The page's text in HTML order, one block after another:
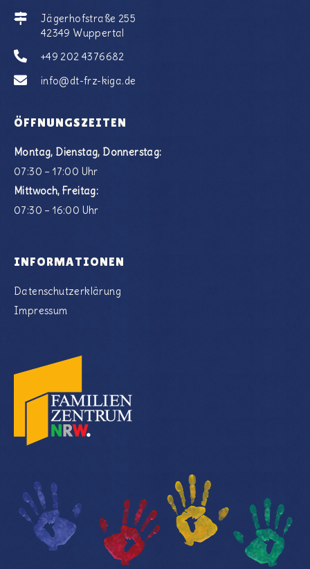
Jägerhofstraße 255
42349 Wuppertal
+49 202 4376682
info@dt-frz-kiga.de
ÖFFNUNGSZEITEN
Montag, Dienstag, Donnerstag:
07:30 – 17:00 Uhr
Mittwoch, Freitag:
07:30 – 16:00 Uhr
INFORMATIONEN
Datenschutzerklärung
Impressum